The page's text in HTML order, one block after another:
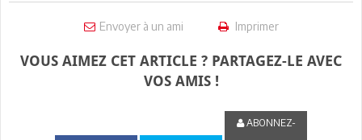
Envoyer à un ami Imprimer
VOUS AIMEZ CET ARTICLE ? PARTAGEZ-LE AVEC
VOS AMIS !
ABONNEZ-